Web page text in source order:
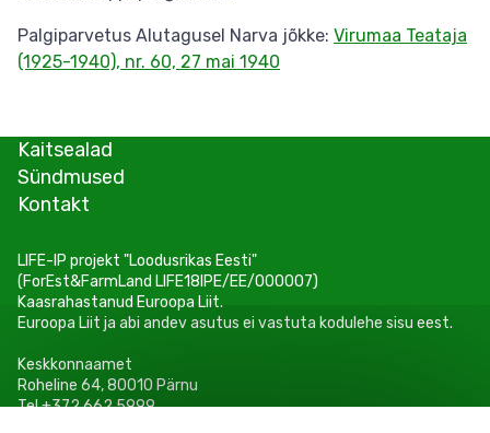
Palgiparvetus Alutagusel Narva jõkke: Virumaa Teataja
(1925-1940), nr. 60, 27 mai 1940
Kaitsealad
Sündmused
Kontakt
LIFE-IP projekt "Loodusrikas Eesti"
(ForEst&FarmLand LIFE18IPE/EE/000007)
Kaasrahastanud Euroopa Liit.
Euroopa Liit ja abi andev asutus ei vastuta kodulehe sisu eest.
Keskkonnaamet
Roheline 64, 80010 Pärnu
Tel +372 662 5999